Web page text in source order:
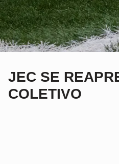
JEC SE
COLETIVO